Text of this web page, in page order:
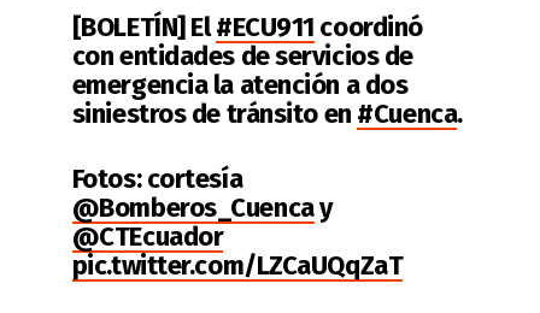
[BOLETÍN] El#ECU911 coordinó
con entidades de servicios de
emergencia la atención a dos
siniestros de tránsito en #Cuenca.
Fotos: cortesía
@Bomberos_Cuencay
@CTEcuador
pic.twitter.com/LZCaUQqZaT